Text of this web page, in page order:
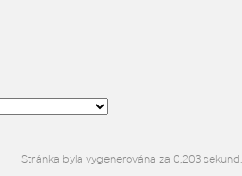
Stránka byla vygenerována za 0,203 sekund.